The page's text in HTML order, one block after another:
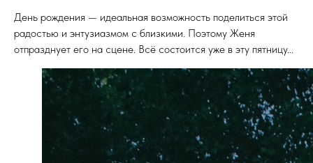
День рождения — идеальная возможность поделиться этой
радостью и энтузиазмом с близкими. Поэтому Женя
отпразднует его на сцене. Всё состоится уже в эту пятницу...